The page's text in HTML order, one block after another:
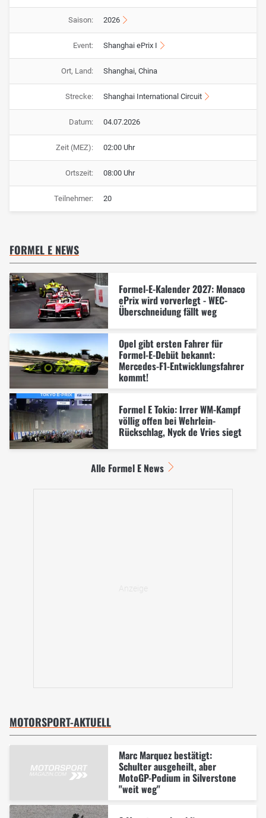
Saison: 2026
Event: Shanghai ePrix I
Ort, Land: Shanghai, China
Strecke: Shanghai International Circuit
Datum: 04.07.2026
Zeit (MEZ): 02:00 Uhr
Ortszeit: 08:00 Uhr
Teilnehmer: 20
FORMEL E NEWS
Formel-E-Kalender 2027: Monaco
ePrix wird vorverlegt - WEC-
Überschneidung fällt weg
Opel gibt ersten Fahrer für
Formel-E-Debüt bekannt:
Mercedes-F1-Entwicklungsfahrer
kommt!
Formel E Tokio: Irrer WM-Kampf
völlig offen bei Wehrlein-
Rückschlag, Nyck de Vries siegt
Alle Formel E News
MOTORSPORT-AKTUELL
Marc Marquez bestätigt:
Schulter ausgeheilt, aber
MotoGP-Podium in Silverstone
"weit weg"